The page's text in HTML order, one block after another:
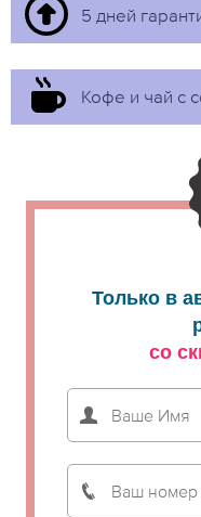
5 дней
Кофе и чай с
Только в
со